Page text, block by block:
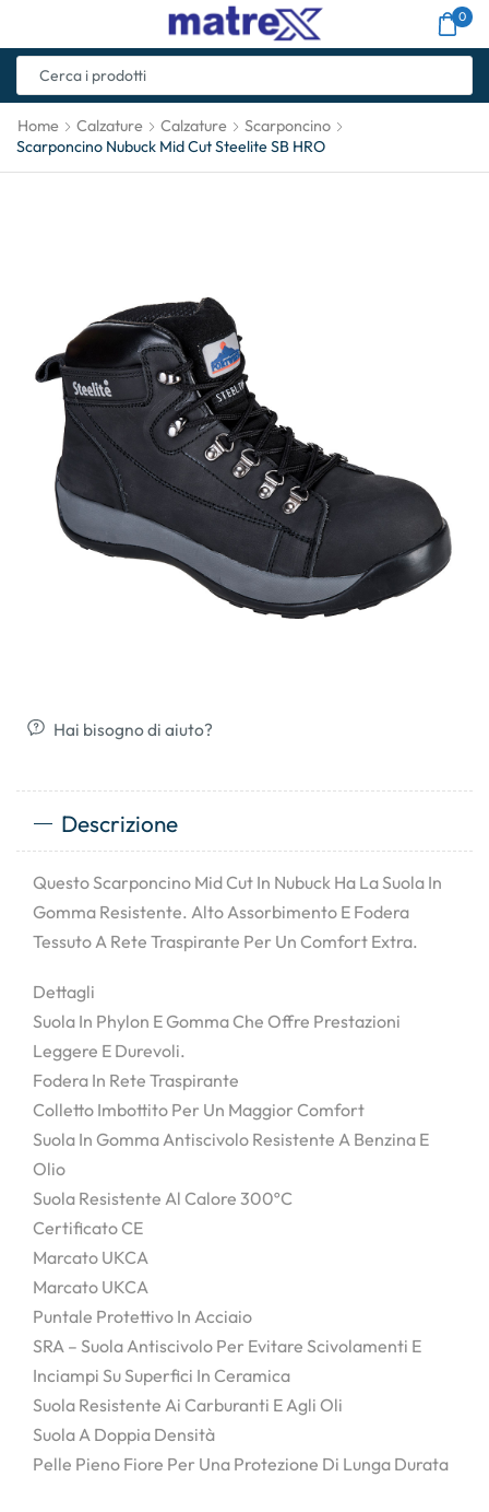
0
Home Calzature Calzature
Scarponcino
Scarponcino Nubuck Mid Cut Steelite SB HRO
Hai bisogno di aiuto?
Descrizione
Questo Scarponcino Mid Cut In Nubuck Ha La Suola In
Gomma Resistente. Alto Assorbimento E Fodera
Tessuto A Rete Traspirante Per Un Comfort Extra.
Dettagli
Suola In Phylon E Gomma Che Offre Prestazioni
Leggere E Durevoli.
Fodera In Rete Traspirante
Colletto Imbottito Per Un Maggior Comfort
Suola In Gomma Antiscivolo Resistente A Benzina E
Olio
Suola Resistente Al Calore 300ºC
Certificato CE
Marcato UKCA
Marcato UKCA
Puntale Protettivo In Acciaio
SRA – Suola Antiscivolo Per Evitare Scivolamenti E
Inciampi Su Superfici In Ceramica
Suola Resistente Ai Carburanti E Agli Oli
Suola A Doppia Densità
Pelle Pieno Fiore Per Una Protezione Di Lunga Durata